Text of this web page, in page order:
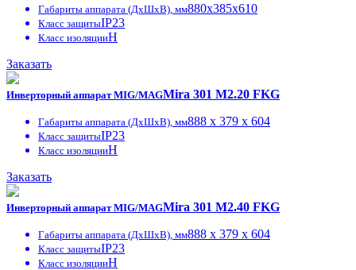
Габариты аппарата (ДxШxВ), мм880x385x610
Класс защитыIP23
Класс изоляцииH
Заказать
Инверторный аппарат MIG/MAGMira 301 M2.20 FKG
Габариты аппарата (ДxШxВ), мм888 x 379 x 604
Класс защитыIP23
Класс изоляцииH
Заказать
Инверторный аппарат MIG/MAGMira 301 M2.40 FKG
Габариты аппарата (ДxШxВ), мм888 x 379 x 604
Класс защитыIP23
Класс изоляцииH